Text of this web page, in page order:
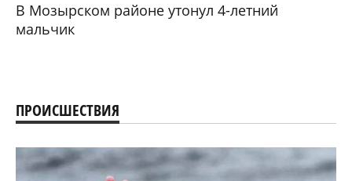
В Мозырском районе утонул 4-летний
мальчик
ПРОИСШЕСТВИЯ